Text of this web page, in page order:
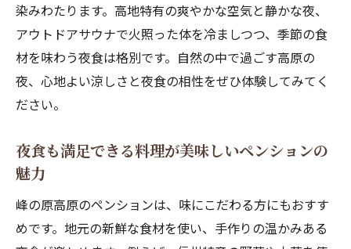
高原の夜だから味わえるペンション夜食
スポーツ合宿にも人気な高原ペンションの夜食
事情
スポーツ合宿後の夜食はペンションで豪華
ペンションの夜食は合宿仲間の交流にも最
適
しさ
料理がすごい民宿にも負けないペンション
染みわたります。高地特有の爽やかな空気と静かな夜、
アウトドアサウナで火照った体を冷ましつつ、季節の食
材を味わう夜食は格別です。自然の中で過ごす高原の
夜、心地よい涼しさと夜食の相性をぜひ体験してみてく
ださい。
夜食も満足できる料理が美味しいペンションの
魅力
峰の原高原のペンションは、味にこだわる方にもおすす
めです。地元の新鮮な食材を使い、手作りの温かみある